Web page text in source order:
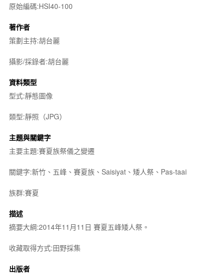
原始編碼:HSI40-100
著作者
策劃主持:胡台麗
攝影/採錄者:胡台麗
資料類型
型式:靜態圖像
類型:靜照（JPG）
主題與關鍵字
主要主題:賽夏族祭儀之變遷
關鍵字:新竹、五峰、賽夏族、Saisiyat、矮人祭、Pas-taai
族群:賽夏
描述
摘要大綱:2014年11月11日 賽夏五峰矮人祭。
收藏取得方式:田野採集
出版者